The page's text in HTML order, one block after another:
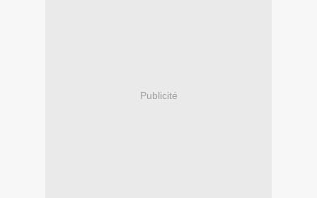
Publicité